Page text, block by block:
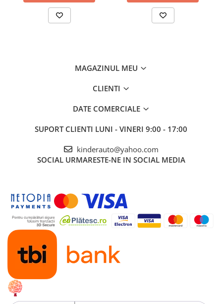
MAGAZINUL MEU
CLIENTI
DATE COMERCIALE
SUPORT CLIENTI LUNI - VINERI 9:00 - 17:00
kinderauto@yahoo.com
SOCIAL URMARESTE-NE IN SOCIAL MEDIA